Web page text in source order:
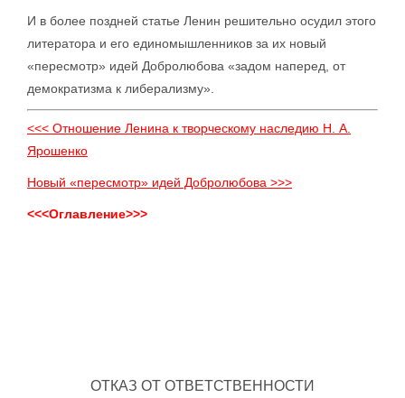
И в более поздней статье Ленин решительно осудил этого
литератора и его единомышленников за их новый
«пересмотр» идей Добролюбова «задом наперед, от
демократизма к либерализму».
<<< Отношение Ленина к творческому наследию Н. А.
Ярошенко
Новый «пересмотр» идей Добролюбова >>>
<<<Оглавление>>>
ОТКАЗ ОТ ОТВЕТСТВЕННОСТИ